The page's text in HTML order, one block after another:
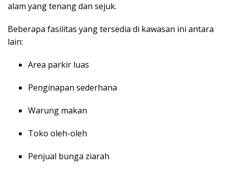
alam yang tenang dan sejuk.
Beberapa fasilitas yang tersedia di kawasan ini antara
lain:
Area parkir luas
Penginapan sederhana
Warung makan
Toko oleh-oleh
Penjual bunga ziarah